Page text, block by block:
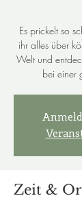
Es prickelt so
ihr alles über
Welt und
bei einer
Zeit &